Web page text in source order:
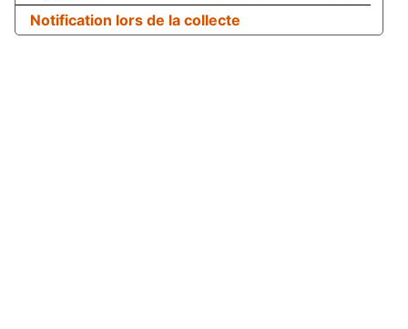
Notification lors de la collecte